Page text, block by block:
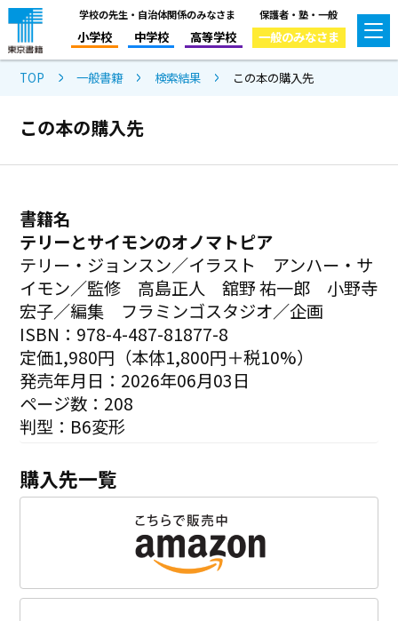
学校の先生・自治体関係のみなさま
小学校 中学校 高等学校
保護者・塾・一般
一般のみなさま
TOP 一般書籍 検索結果 この本の購入先
この本の購入先
書籍名
テリーとサイモンのオノマトピア
テリー・ジョンスン／イラスト アンハー・サ
イモン／監修 高島正人 舘野 祐一郎 小野寺
宏子／編集 フラミンゴスタジオ／企画
ISBN：978-4-487-81877-8
定価1,980円（本体1,800円＋税10%）
発売年月日：2026年06月03日
ページ数：208
判型：B6変形
購入先一覧